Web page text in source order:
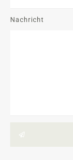
Nachricht